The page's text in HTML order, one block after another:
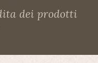
dei prodotti